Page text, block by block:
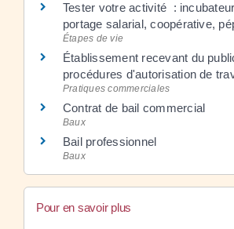
Tester votre activité :
portage salarial, coopérative,
Étapes de vie
Établissement recevant du
procédures d'autorisation de
Pratiques commerciales
Contrat de bail commercial
Baux
Bail professionnel
Baux
Pour en savoir plus